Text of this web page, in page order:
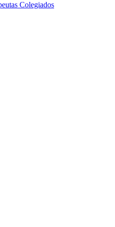
Colegiados